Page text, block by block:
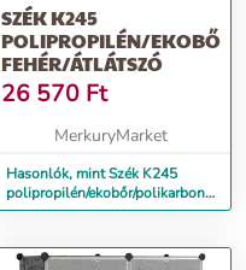
SZÉK K245
POLIPROPILÉN/
FEHÉR/ÁTLÁTSZÓ
26 570 Ft
MerkuryMarket
Hasonlók, mint Szék K245
polipropilén/ekobőr/polikarbonát
fehér/átlátszó